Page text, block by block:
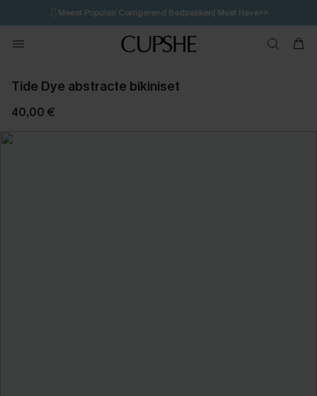
🩱Meest Populair Corrigerend Badpakken| Must Have>>
💌Abonneer je & ontvang tot 15% korting>>
Koop 3, krijg 15% korting | CODE: SW15
Tide Dye abstracte bikiniset
40,00 €